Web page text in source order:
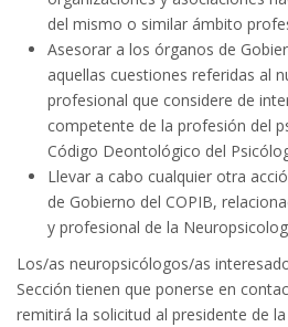
del mismo o similar ámbito
Asesorar a los órganos de
aquellas cuestiones referidas al
profesional que considere de
competente de la profesión del
Código Deontológico del
Llevar a cabo cualquier otra
de Gobierno del COPIB,
y profesional de la
Los/as neuropsicólogos/as
Sección tienen que ponerse en
remitirá la solicitud al presidente de la